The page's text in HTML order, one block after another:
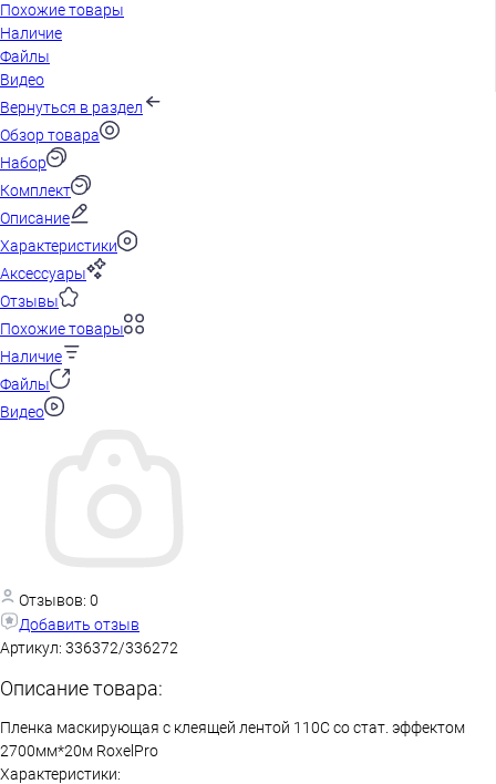
Похожие товары
Наличие
Файлы
Видео
Вернуться в раздел
Обзор товара
Набор
Комплект
Описание
Характеристики
Аксессуары
Отзывы
Похожие товары
Наличие
Файлы
Видео
Отзывов: 0
Добавить отзыв
Артикул: 336372/336272
Описание товара:
Пленка маскирующая с клеящей лентой 110С со стат. эффектом
2700мм*20м RoxelPro
Характеристики: